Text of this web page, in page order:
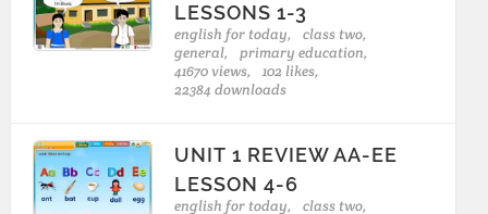
LESSONS 1-3
english for today,
class two,
general,
primary education,
41670 views,
102 likes,
22384 downloads
UNIT 1 REVIEW AA-EE
LESSON 4-6
english for today, class two,